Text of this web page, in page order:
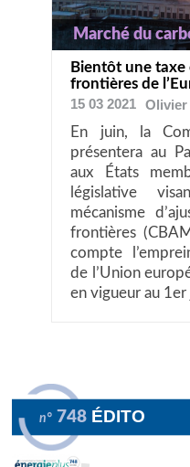
Marché du
Bientôt une taxe
frontières de
15 03 2021
Olivier
En juin, la
présentera au
aux États
législative
mécanisme
frontières
compte
de l’Union
en vigueur au
n° 748 ÉDITO